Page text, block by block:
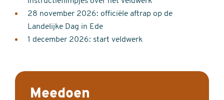
28 november 2026: officiële aftrap op de
Landelijke Dag in Ede
1 december 2026: start veldwerk
Meedoen